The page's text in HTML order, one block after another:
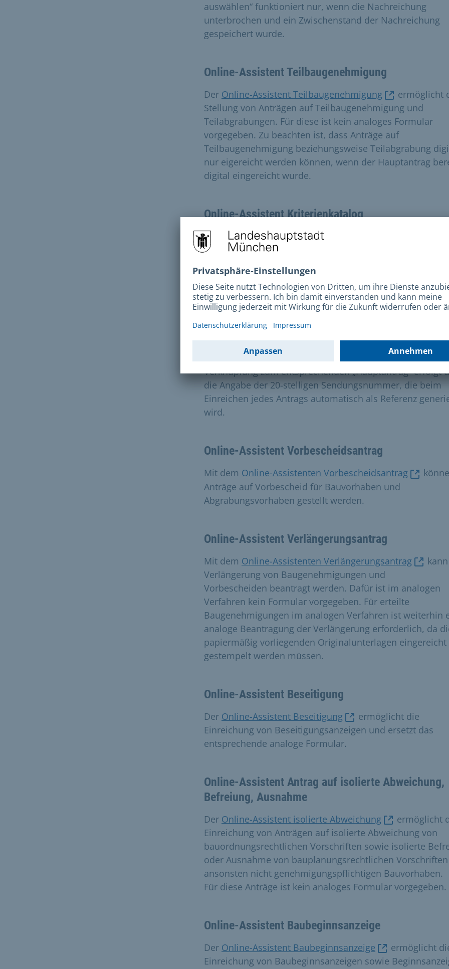
auswählen“ funktioniert nur, wenn die Nachreichung
unterbrochen und ein Zwischenstand der Nachreichung
gespeichert wurde.
Online-Assistent Teilbaugenehmigung
Der Online-Assistent Teilbaugenehmigung
ermöglicht
Stellung von Anträgen auf Teilbaugenehmigung und
Teilabgrabungen. Für diese ist kein analoges Formular
vorgegeben. Zu beachten ist, dass Anträge auf
Teilbaugenehmigung beziehungsweise Teilabgrabung
nur eigereicht werden können, wenn der Hauptantrag
digital eingereicht wurde.
Online-Assistent Kriterienkatalog
Der Online-Assistent Kriterienkatalog
„Erklärung über die Erfüllung des Kriterienkatalogs gemäß
Online-Assistenten handelt es sich nicht um einen
eigenständigen Antrag, sondern – je nach Bauvorhaben –
entweder um eine Bauvorlage zum Bauantrag oder eine
deshalb vom Tragwerksplaner nur begleitend zu einem
ebenfalls online eingereichten Bauantrag oder einer
online eingereichten Baubeginnsanzeige genutzt werden.
Verknüpfung zum entsprechenden „Hauptantrag“ erfolgt
die Angabe der 20-stelligen Sendungsnummer, die beim
Einreichen jedes Antrags automatisch als Referenz
wird.
Online-Assistent Vorbescheidsantrag
Mit dem Online-Assistenten Vorbescheidsantrag
Anträge auf Vorbescheid für Bauvorhaben und
Abgrabungsvorhaben gestellt werden.
Online-Assistent Verlängerungsantrag
Mit dem Online-Assistenten Verlängerungsantrag
Verlängerung von Baugenehmigungen und
Vorbescheiden beantragt werden. Dafür ist im analogen
Verfahren kein Formular vorgegeben. Für erteilte
Baugenehmigungen im analogen Verfahren ist weiterhin
analoge Beantragung der Verlängerung erforderlich, da
papiermäßig vorliegenden Originalunterlagen
gestempelt werden müssen.
Online-Assistent Beseitigung
Der Online-Assistent Beseitigung
ermöglicht die
Einreichung von Beseitigungsanzeigen und ersetzt das
entsprechende analoge Formular.
Online-Assistent Antrag auf isolierte Abweichung,
Befreiung, Ausnahme
Der Online-Assistent isolierte Abweichung
ermöglicht
Einreichung von Anträgen auf isolierte Abweichung von
bauordnungsrechtlichen Vorschriften sowie isolierte
oder Ausnahme von bauplanungsrechtlichen
ansonsten nicht genehmigungspflichtigen Bauvorhaben.
Für diese Anträge ist kein analoges Formular vorgegeben.
Online-Assistent Baubeginnsanzeige
Der Online-Assistent Baubeginnsanzeige
ermöglicht
Einreichung von Baubeginnsanzeigen sowie